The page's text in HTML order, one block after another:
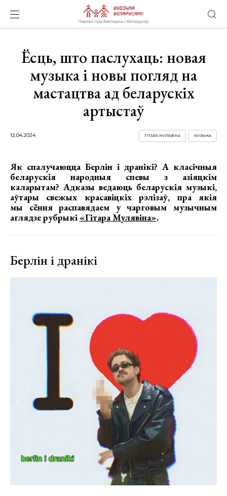
Ёсць, што паслухаць: новая
музыка і новы погляд на
мастацтва ад беларускіх
артыстаў
12.04.2024 МУЗЫКА
ГІТАРА МУЛЯВІНА
Як спалучаюцца Берлін і дранікі? А класічныя
беларускія народныя спевы з азіяцкім
каларытам? Адказы ведаюць беларускія музыкі,
аўтары свежых красавіцкіх рэлізаў, пра якія
мы сёння распавядаем у чарговым музычным
аглядзе рубрыкі «Гітара Мулявіна».
Берлін і дранікі